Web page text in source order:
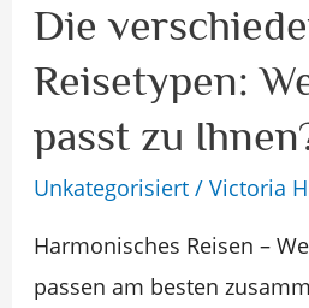
Die
Reisetypen:
passt zu
Unkategorisiert/ Victoria
Harmonisches Reisen –
passen am besten
Die
Reisetypen:
Welcher
passt
Ihnen?